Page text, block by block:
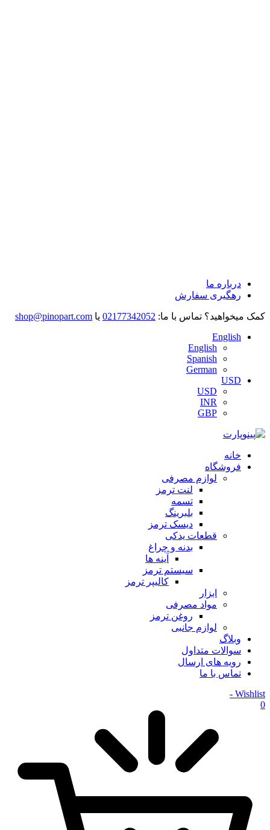
درباره ما
رهگیری سفارش
کمک میخواهید؟ تماس با ما: 02177342052 یا shop@pinopart.com
English
English
Spanish
German
USD
USD
INR
GBP
خانه
فروشگاه
لوازم مصرفی
لنت ترمز
تسمه
بلبرینگ
دیسک ترمز
قطعات یدکی
بدنه و چراغ
آینه ها
سیستم ترمز
کالیپر ترمز
ابزار
مواد مصرفی
روغن ترمز
لوازم جانبی
وبلاگ
سوالات متداول
رویه های ارسال
تماس با ما
Wishlist -
0